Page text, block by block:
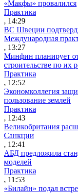
«Макфы» провалился
Практика
, 14:29
ВС Швеции
Международная
, 13:27
Минфин планирует
строительстве по их
Практика
, 12:52
Экономколлегия
пользование землей
Практика
, 12:43
Великобритания
Санкции
, 12:41
АБД предложила
моделей
Практика
, 11:53
«Билайн» подал